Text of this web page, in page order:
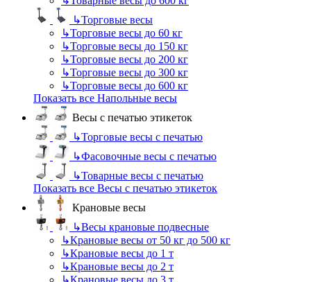
↳Торговые весы
↳Торговые весы до 60 кг
↳Торговые весы до 150 кг
↳Торговые весы до 200 кг
↳Торговые весы до 300 кг
↳Торговые весы до 600 кг
Показать все Напольные весы
Весы с печатью этикеток
↳Торговые весы с печатью
↳Фасовочные весы с печатью
↳Товарные весы с печатью
Показать все Весы с печатью этикеток
Крановые весы
↳Весы крановые подвесные
↳Крановые весы от 50 кг до 500 кг
↳Крановые весы до 1 т
↳Крановые весы до 2 т
↳Крановые весы до 3 т